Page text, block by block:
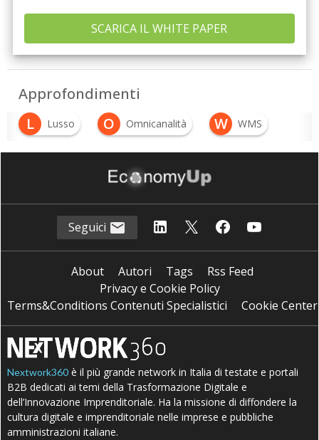
Approfondimenti
L
Lusso O Omnicanalità W WMS
Seguici
About Autori Tags
Rss Feed
Privacy e Cookie Policy
Terms&Conditions Contenuti Specialistici
Cookie Center
Nextwork360 è il più grande network in Italia di testate e portali
B2B dedicati ai temi della Trasformazione Digitale e
dell’Innovazione Imprenditoriale. Ha la missione di diffondere la
cultura digitale e imprenditoriale nelle imprese e pubbliche
amministrazioni italiane.